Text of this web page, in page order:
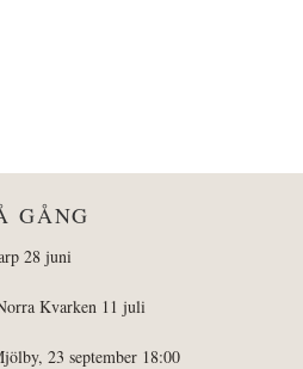
GÅNG
28 juni
Kvarken 11 juli
23 september 18:00